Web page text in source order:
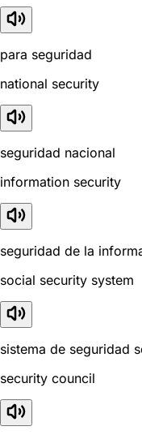
para seguridad
national security
seguridad nacional
information security
seguridad de la
social security system
sistema de seguridad
security council